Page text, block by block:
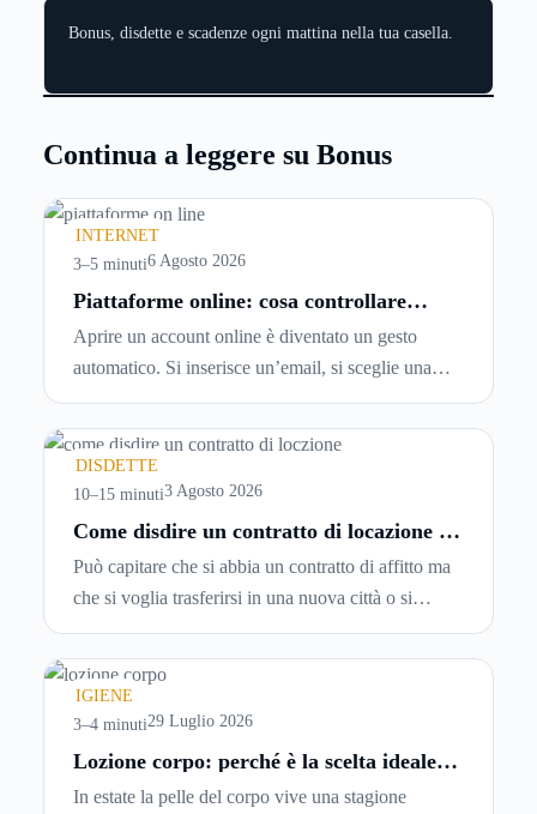
Bonus, disdette e scadenze ogni mattina nella tua casella.
Continua a leggere su Bonus
INTERNET
3–5 minuti6 Agosto 2026
Piattaforme online: cosa controllare
prima di iscriversi e usare servizi in
tempo reale
Aprire un account online è diventato un gesto
automatico. Si inserisce un’email, si sceglie una
password, si accetta una serie di condizioni senza
leggerle davvero. Tutto avviene in pochi minuti,
spesso senza che ci si fermi a capire dove si sta
entrando.
DISDETTE
10–15 minuti3 Agosto 2026
Come disdire un contratto di locazione in
modo corretto ed efficace
Può capitare che si abbia un contratto di affitto ma
che si voglia trasferirsi in una nuova città o si
abbiano problemi a pagare il canone, per cui si
comincia a cercare un’altra abitazione: è legittimo
chiedersi se è possibile
locazioneprima che scada. In questa guida
capiremo come inviare la disdetta per un contratto
IGIENE
3–4 minuti29 Luglio 2026
Lozione corpo: perché è la scelta ideale
In estate la pelle del corpo vive una stagione